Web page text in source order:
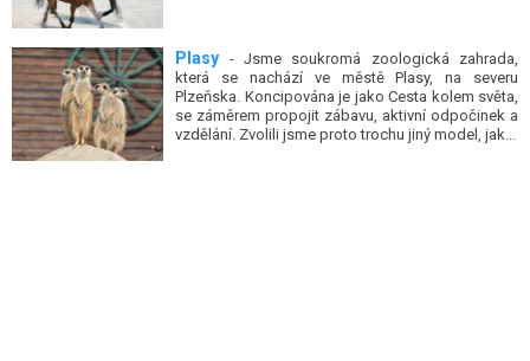
Plasy - Jsme soukromá zoologická zahrada,
která se nachází ve městě Plasy, na severu
Plzeňska. Koncipována je jako Cesta kolem světa,
se záměrem propojit zábavu, aktivní odpočinek a
vzdělání. Zvolili jsme proto trochu jiný model, jak...